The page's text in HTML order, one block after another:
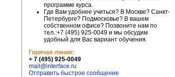
программе курса.
Где Вам удобнее учиться? В Москве? Санкт-
Петербурге? Подмосковье? В вашем
собственном офисе? Позвоните нам по
тел.:+7 (495) 925-0049 и мы обсудим
удобный для Вас вариант обучения.
Горячая линия:
+ 7 (495) 925-0049
mail@interface.ru
Отправить быстрое сообщение